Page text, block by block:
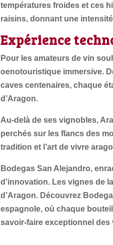
températures froides et ces
raisins, donnant une
Expérience
Pour les amateurs de vin
oenotouristique immersive.
caves centenaires, chaque
d’Aragon.
Au-delà de ses vignobles,
perchés sur les flancs des
tradition et l’art de vivre
Bodegas San Alejandro,
d’innovation. Les vignes de
d’Aragon. Découvrez
espagnole, où chaque
savoir-faire exceptionnel des